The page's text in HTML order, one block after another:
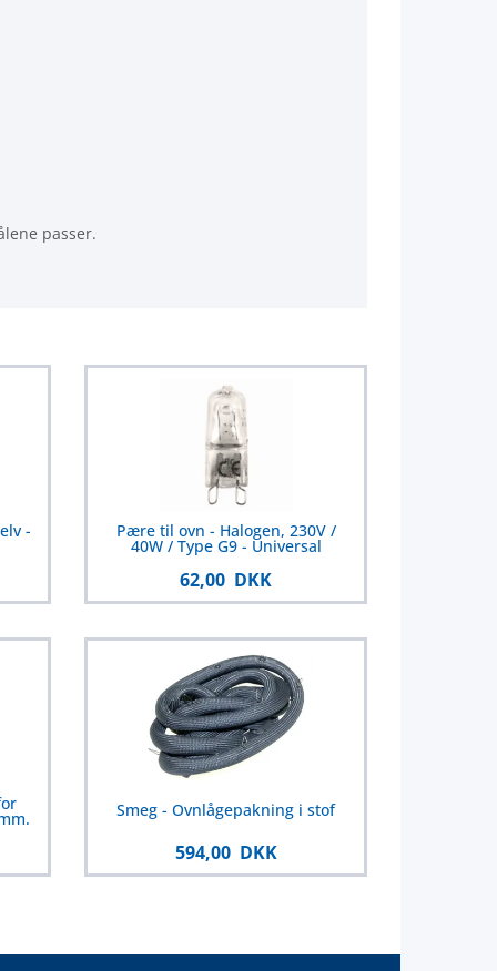
passer.
- Pære til ovn - Halogen, 230V /
40W / Type G9 - Universal
62,00 DKK
Smeg - Ovnlågepakning i stof
594,00 DKK